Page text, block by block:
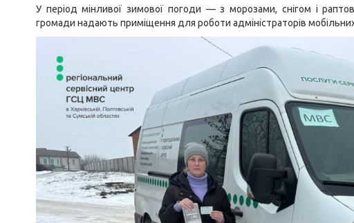
У період мінливої зимової погоди — з морозами, снігом і
громади надають приміщення для роботи адміністраторів